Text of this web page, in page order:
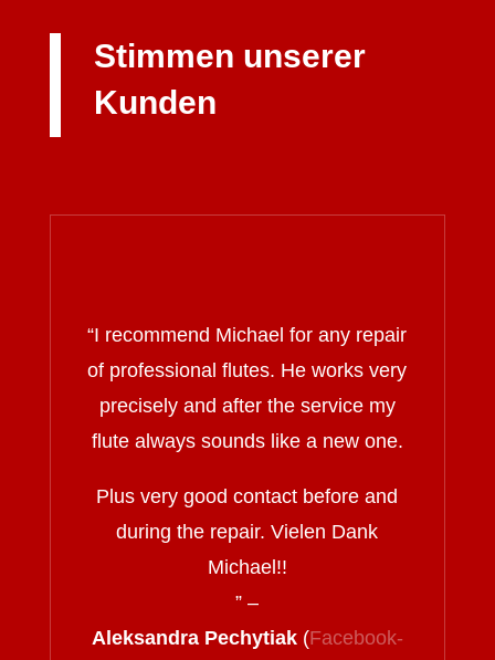
Stimmen unserer
Kunden
“I recommend Michael for any repair
of professional flutes. He works very
precisely and after the service my
flute always sounds like a new one.
Plus very good contact before and
during the repair. Vielen Dank
Michael!!
” –
Aleksandra Pechytiak(Facebook-